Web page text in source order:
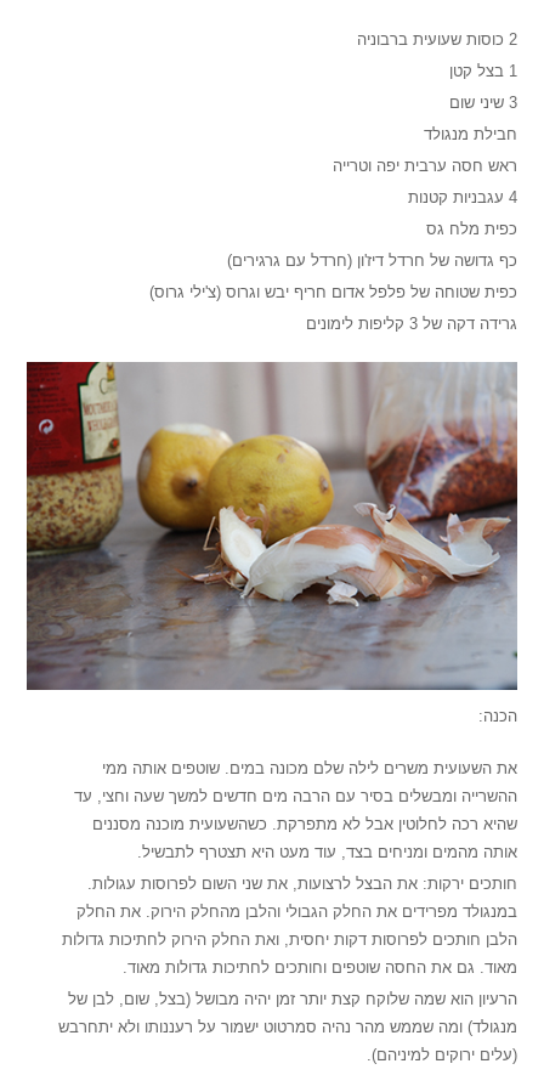
2 כוסות שעועית ברבוניה
1 בצל קטן
3 שיני שום
חבילת מנגולד
ראש חסה ערבית יפה וטרייה
4 עגבניות קטנות
כפית מלח גס
כף גדושה של חרדל דיז'ון (חרדל עם גרגירים)
כפית שטוחה של פלפל אדום חריף יבש וגרוס (צ'ילי גרוס)
גרידה דקה של 3 קליפות לימונים
הכנה:
את השעועית משרים לילה שלם מכונה במים. שוטפים אותה ממי
ההשרייה ומבשלים בסיר עם הרבה מים חדשים למשך שעה וחצי, עד
שהיא רכה לחלוטין אבל לא מתפרקת. כשהשעועית מוכנה מסננים
אותה מהמים ומניחים בצד, עוד מעט היא תצטרף לתבשיל.
חותכים ירקות: את הבצל לרצועות, את שני השום לפרוסות עגולות.
במנגולד מפרידים את החלק הגבולי והלבן מהחלק הירוק. את החלק
הלבן חותכים לפרוסות דקות יחסית, ואת החלק הירוק לחתיכות גדולות
מאוד. גם את החסה שוטפים וחותכים לחתיכות גדולות מאוד.
הרעיון הוא שמה שלוקח קצת יותר זמן יהיה מבושל (בצל, שום, לבן של
מנגולד) ומה שממש מהר נהיה סמרטוט ישמור על רעננותו ולא יתחרבש
(עלים ירוקים למיניהם).